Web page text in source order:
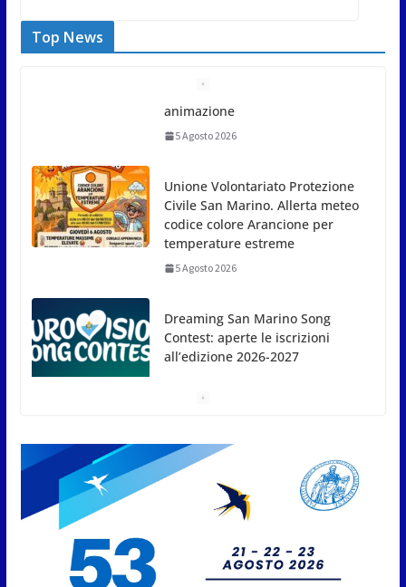
Top News
Civile San Marino. Allerta meteo
temperature estreme
5 Agosto 2026
Contest: aperte le iscrizioni
5 Agosto 2026
Pesca sportiva, tre prove di
campionato tra acque dolci e di
5 Agosto 2026